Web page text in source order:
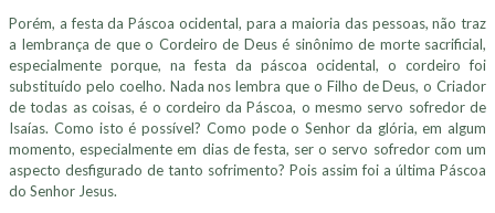
Porém, a festa da Páscoa ocidental, para a maioria das pessoas, não traz
a lembrança de que o Cordeiro de Deus é sinônimo de morte sacrificial,
especialmente porque, na festa da páscoa ocidental, o cordeiro foi
substituído pelo coelho. Nada nos lembra que o Filho de Deus, o Criador
de todas as coisas, é o cordeiro da Páscoa, o mesmo servo sofredor de
Isaías. Como isto é possível? Como pode o Senhor da glória, em algum
momento, especialmente em dias de festa, ser o servo sofredor com um
aspecto desfigurado de tanto sofrimento? Pois assim foi a última Páscoa
do Senhor Jesus.